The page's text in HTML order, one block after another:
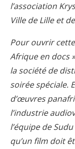
l’association
Ville de Lille et
Pour ouvrir
Afrique en docs
la société de
soirée spéciale.
d’œuvres
l’industrie
l’équipe de
qu’un film doit